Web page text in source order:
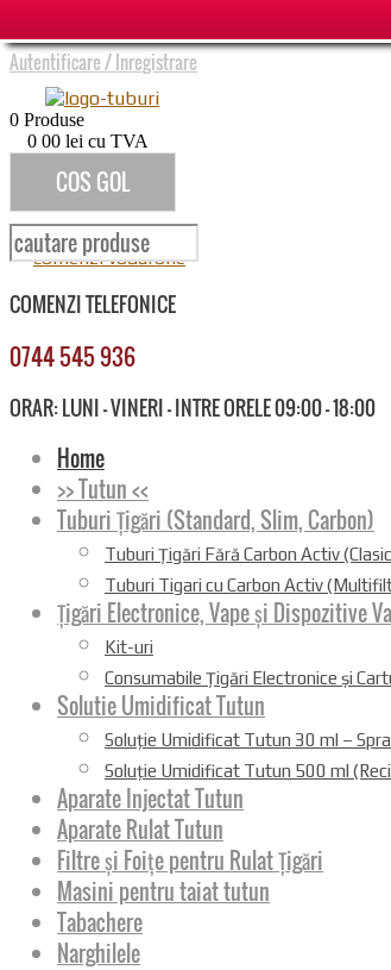
Autentificare/Inregistrare
0 Produse
0 00 lei cu TVA
COS GOL
COMENZI TELEFONICE
0744 545 936
ORAR: LUNI - VINERI - INTRE ORELE 09:00 - 18:00
Home
>> Tutun <<
Tuburi Țigări (Standard, Slim, Carbon)
Tuburi Țigări Fără Carbon Activ
Tuburi Tigari cu Carbon Activ
Țigări Electronice, Vape și Dispozitive
Kit-uri
Consumabile Țigări Electronice și
Solutie Umidificat Tutun
Soluție Umidificat Tutun 30 ml –
Soluție Umidificat Tutun 500 ml
Aparate Injectat Tutun
Aparate Rulat Tutun
Filtre și Foițe pentru Rulat Țigări
Masini pentru taiat tutun
Tabachere
Narghilele